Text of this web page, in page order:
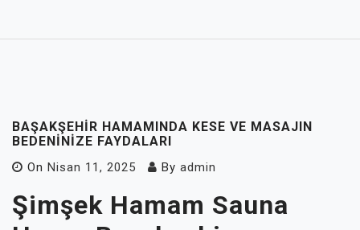
BAŞAKŞEHIR HAMAMINDA KESE VE MASAJIN
BEDENINIZE FAYDALARI
On Nisan 11, 2025 By admin
Şimşek Hamam Sauna